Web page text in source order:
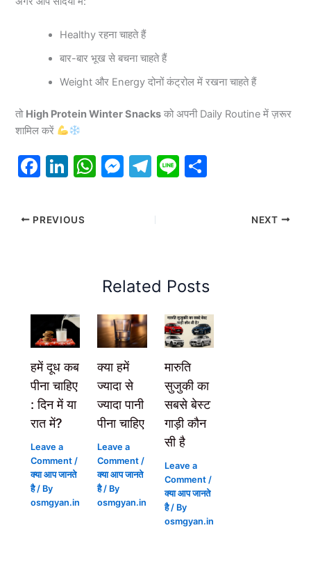
Healthy रहना चाहते हैं
बार-बार भूख से बचना चाहते हैं
Weight और Energy दोनों कंट्रोल में रखना चाहते हैं
तो High Protein Winter Snacks को अपनी Daily Routine में ज़रूर
शामिल करें
F
c
e
k
Li
k
e
W
p
p
M
n
g
er
T
e
gr
m
Li
PREVIOUS NEXT
Related Posts
हमें दूध कब
पीना चाहिए
: दिन में या
रात में?
Leave a
Comment /
क्या आप जानते
है/ By
osmgyan.in
क्या हमें
ज्यादा से
ज्यादा पानी
पीना चाहिए
Leave a
Comment /
क्या आप जानते
है/ By
osmgyan.in
मारुति
सुजुकी का
सबसे बेस्ट
गाड़ी कौन
सी है
Leave a
Comment /
क्या आप जानते
है/ By
osmgyan.in